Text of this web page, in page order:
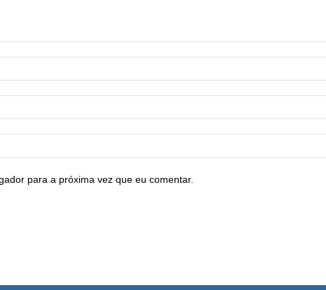
para a próxima vez que eu comentar.